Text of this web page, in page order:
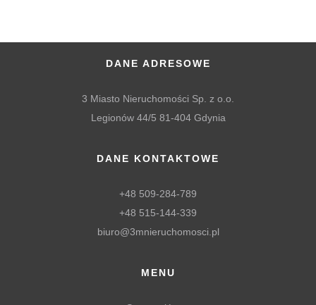
DANE ADRESOWE
3 Miasto Nieruchomości Sp. z o.o.
Legionów 44/5 81-404 Gdynia
DANE KONTAKTOWE
+48 509-284-789
+48 515-144-339
biuro@3mnieruchomosci.pl
MENU